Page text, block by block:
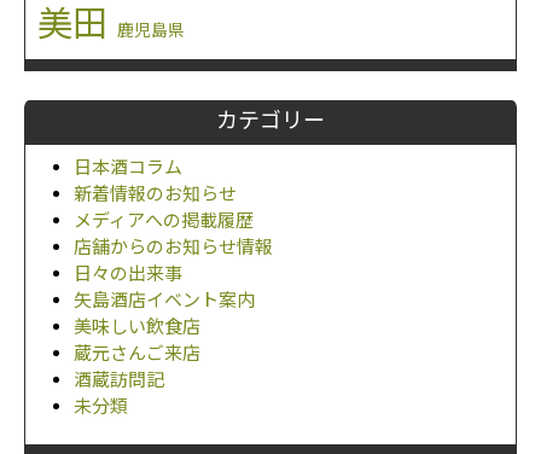
美田
鹿児島県
カテゴリー
日本酒コラム
新着情報のお知らせ
メディアへの掲載履歴
店舗からのお知らせ情報
日々の出来事
矢島酒店イベント案内
美味しい飲食店
蔵元さんご来店
酒蔵訪問記
未分類